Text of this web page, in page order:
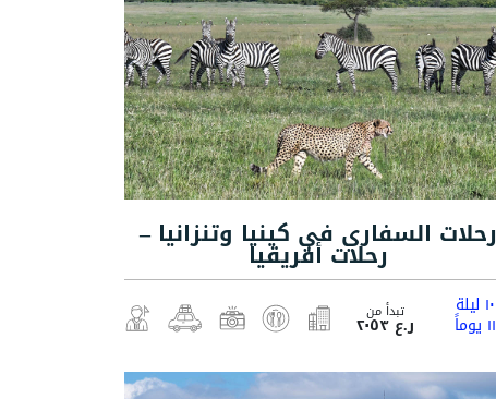
رحلات السفاري في كينيا وتنزانيا –
رحلات أفريقيا
١٠ ليلة
١١ يوماً تبدأ من
ر.ع ٢٠٥٣